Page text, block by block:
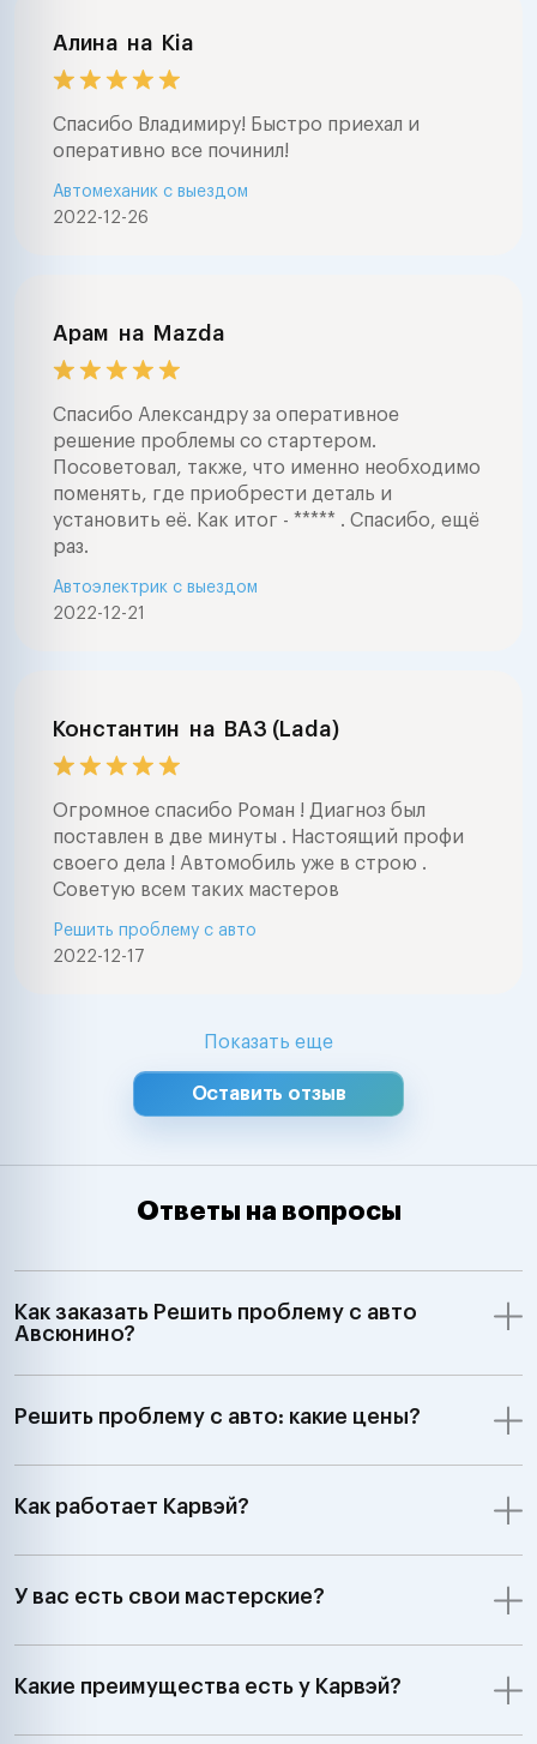
Алина на Kia
Спасибо Владимиру! Быстро приехал и
оперативно все починил!
2022-12-26
Автомеханик с выездом
Арам на Mazda
Спасибо Александру за оперативное
решение проблемы со стартером.
Посоветовал, также, что именно необходимо
поменять, где приобрести деталь и
установить её. Как итог - ***** . Спасибо, ещё
раз.
2022-12-21
Автоэлектрик с выездом
Константин на ВАЗ (Lada)
Огромное спасибо Роман ! Диагноз был
поставлен в две минуты . Настоящий профи
своего дела ! Автомобиль уже в строю .
Советую всем таких мастеров
2022-12-17
Решить проблему с авто
Показать еще
Оставить отзыв
Ответы на вопросы
Как заказать Решить проблему с авто
Авсюнино?
Решить проблему с авто: какие цены?
Как работает Карвэй?
У вас есть свои мастерские?
Какие преимущества есть у Карвэй?